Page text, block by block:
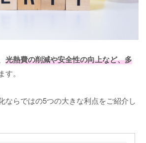
光熱費の削減や安全性の向上など、多
す。
ならではの5つの大きな利点をご紹介し